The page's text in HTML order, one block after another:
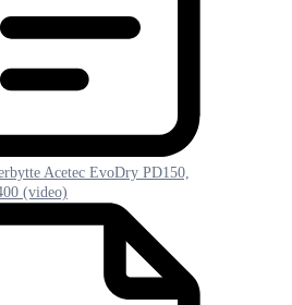
Acetec EvoDry PD150,
(video)